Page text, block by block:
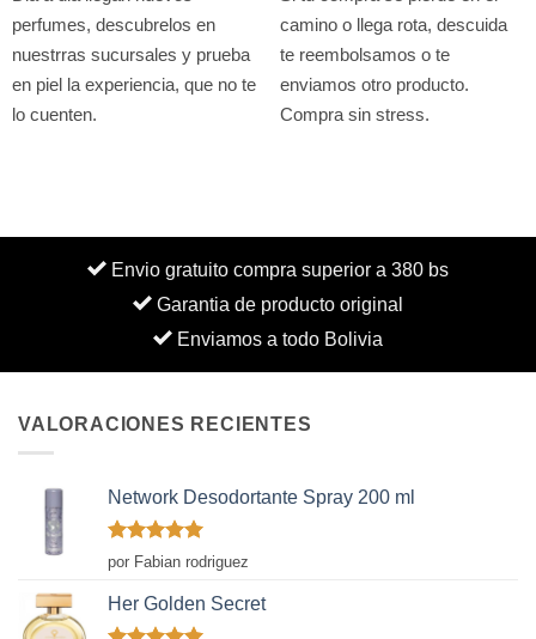
perfumes, descubrelos en
nuestrras sucursales y prueba
en piel la experiencia, que no te
lo cuenten.
camino o llega rota, descuida
te reembolsamos o te
enviamos otro producto.
Compra sin stress.
Envio gratuito compra superior a 380 bs
Garantia de producto original
Enviamos a todo Bolivia
VALORACIONES RECIENTES
Network Desodortante Spray 200 ml
Valorado
con
por Fabian rodriguez
Her Golden Secret